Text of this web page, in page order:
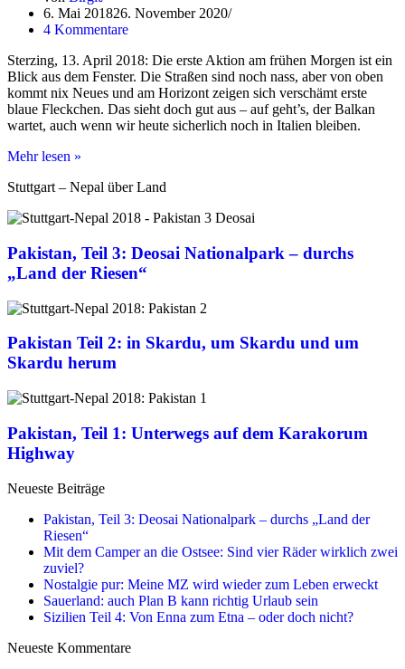
Mittelmeer
6. Mai 201826. November 2020
4 Kommentare
Sterzing, 13. April 2018: Die erste Aktion am frühen Morgen ist ein
Blick aus dem Fenster. Die Straßen sind noch nass, aber von oben
kommt nix Neues und am Horizont zeigen sich verschämt erste
blaue Fleckchen. Das sieht doch gut aus – auf geht’s, der Balkan
wartet, auch wenn wir heute sicherlich noch in Italien bleiben.
Mehr lesen »
Balkan
Schnelldurchlauf
Stuttgart – Nepal über Land
Pakistan, Teil 3: Deosai Nationalpark – durchs
„Land der Riesen“
Pakistan Teil 2: in Skardu, um Skardu und um
Skardu herum
Pakistan, Teil 1: Unterwegs auf dem Karakorum
Highway
Neueste Beiträge
Pakistan, Teil 3: Deosai Nationalpark – durchs „Land der
Riesen“
Mit dem Camper an die Ostsee: Sind vier Räder wirklich zwei
zuviel?
Nostalgie pur: Meine MZ wird wieder zum Leben erweckt
Sauerland: auch Plan B kann richtig Urlaub sein
Sizilien Teil 4: Von Enna zum Etna – oder doch nicht?
Neueste Kommentare